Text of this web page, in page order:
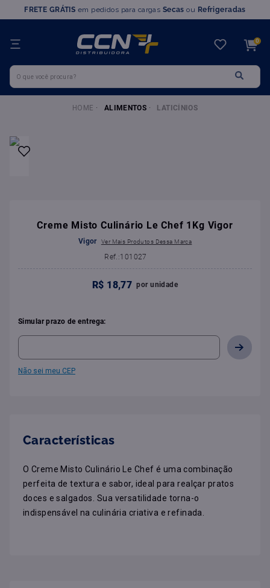
FRETE GRÁTIS em pedidos para cargas Secas ou Refrigeradas
0
O que você procura?
ALIMENTOS LATICÍNIOS
Creme Misto Culinário Le Chef 1Kg Vigor
Vigor
:101027
R$ 18,77 porunidade
Simular prazo de entrega:
Não sei meu CEP
Características
O Creme Misto Culinário Le Chef é uma combinação
perfeita de textura e sabor, ideal para realçar pratos
doces e salgados. Sua versatilidade torna-o
indispensável na culinária criativa e refinada.
TERMOS MAIS BUSCADOS
1º
farinha trigo
º
chocolate
3º
nutella
5º
farinha